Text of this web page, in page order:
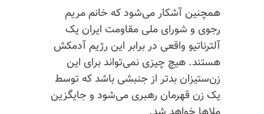
همچنین آشکار می‌شود که خانم مریم
رجوی و شورای ملی مقاومت ایران یک
آلترناتیو واقعی در برابر این رژیم آدمکش
هستند. هیچ چیزی نمی‌تواند برای این
زن‌ستیزان بدتر از جنبشی باشد که توسط
یک زن قهرمان رهبری می‌شود و جایگزین